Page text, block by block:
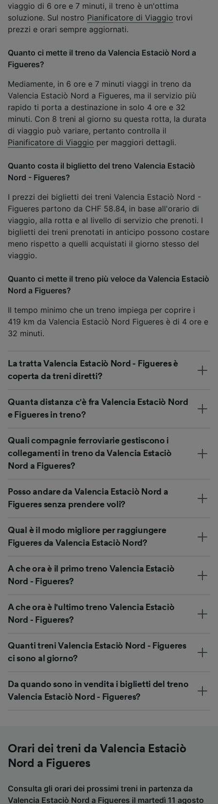
viaggio di 6 ore e 7 minuti, il treno è un'ottima
soluzione. Sul nostro Pianificatore di Viaggio trovi
prezzi e orari sempre aggiornati.
Quanto ci mette il treno da Valencia Estaciò Nord a
Figueres?
Mediamente, in 6 ore e 7 minuti viaggi in treno da
Valencia Estaciò Nord a Figueres, ma il servizio più
rapido ti porta a destinazione in solo 4 ore e 32
minuti. Con 8 treni al giorno su questa rotta, la durata
di viaggio può variare, pertanto controlla il
Pianificatore di Viaggio per maggiori dettagli.
Quanto costa il biglietto del treno Valencia Estaciò
Nord - Figueres?
I prezzi dei biglietti dei treni Valencia Estaciò Nord -
Figueres partono da CHF 58.84, in base all'orario di
viaggio, alla rotta e al livello di servizio che prenoti. I
biglietti dei treni prenotati in anticipo possono costare
meno rispetto a quelli acquistati il giorno stesso del
viaggio.
Quanto ci mette il treno più veloce da Valencia Estaciò
Nord a Figueres?
Il tempo minimo che un treno impiega per coprire i
419 km da Valencia Estaciò Nord Figueres è di 4 ore e
32 minuti.
La tratta Valencia Estaciò Nord - Figueres è
coperta da treni diretti?
Quanta distanza c'è fra Valencia Estaciò Nord
e Figueres in treno?
Quali compagnie ferroviarie gestiscono i
collegamenti in treno da Valencia Estaciò
Nord a Figueres?
Posso andare da Valencia Estaciò Nord a
Figueres senza prendere voli?
Qual è il modo migliore per raggiungere
Figueres da Valencia Estaciò Nord?
A che ora è il primo treno Valencia Estaciò
Nord - Figueres?
A che ora è l'ultimo treno Valencia Estaciò
Nord - Figueres?
Quanti treni Valencia Estaciò Nord - Figueres
ci sono al giorno?
Da quando sono in vendita i biglietti del treno
Valencia Estaciò Nord - Figueres?
Orari dei treni da Valencia Estaciò
Nord a Figueres
Consulta gli orari dei prossimi treni in partenza da
Valencia Estaciò Nord a Figueres il martedì 11 agosto